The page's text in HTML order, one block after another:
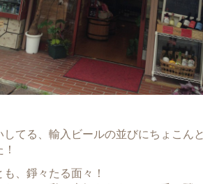
してる、輸入ビールの並びにちょこん
も、錚々たる面々！